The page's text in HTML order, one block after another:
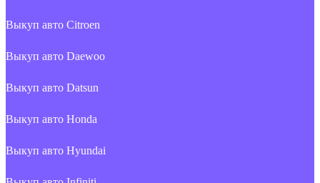
Выкуп авто Citroen
Выкуп авто Daewoo
Выкуп авто Datsun
Выкуп авто Honda
Выкуп авто Hyundai